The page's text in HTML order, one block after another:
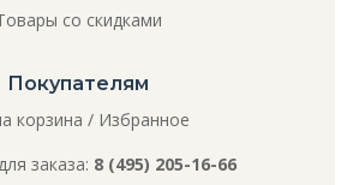
со скидками
Покупателям
корзина / Избранное
заказа: 8 (495) 205-16-66